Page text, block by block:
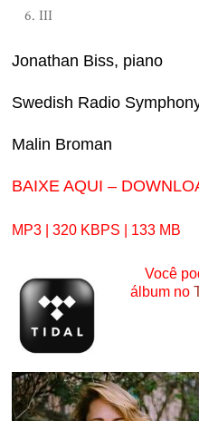
III
Jonathan Biss, piano
Swedish Radio
Malin Broman
BAIXE AQUI –
MP3 | 320 KBPS | 133 MB
Você
álbum no